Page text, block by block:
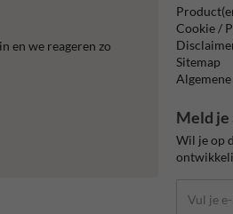
en we reageren zo
Cookie /
Sitemap
Meld je
Wil je op